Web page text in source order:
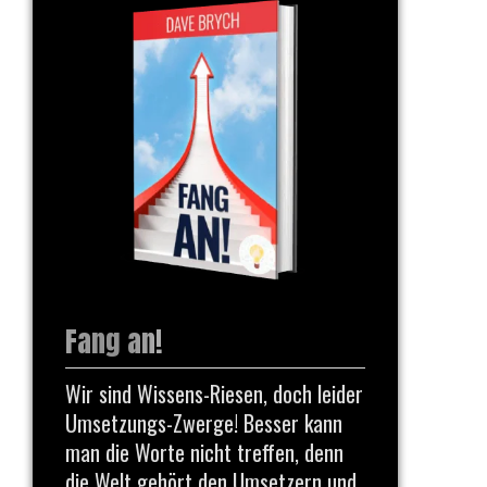
Fang an!
Wir sind Wissens-Riesen, doch leider
Umsetzungs-Zwerge! Besser kann
man die Worte nicht treffen, denn